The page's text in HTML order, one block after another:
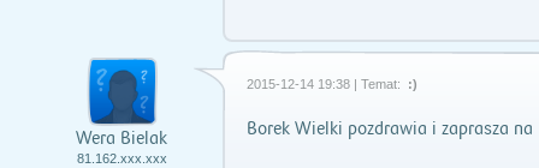
Wera Bielak
81.162.xxx.xxx
2015-12-14 19:38 | Temat: :)
Borek Wielki pozdrawia i zaprasza na